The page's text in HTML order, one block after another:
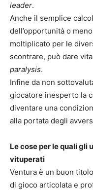
leader.
Anche il semplice
dell’opportunità o
moltiplicato per le
scontrare, può dare
paralysis.
Infine da non
giocatore inesperto la
diventare una
alla portata degli
Le cose per le quali gli
vituperati
Ventura è un buon
di gioco articolata e